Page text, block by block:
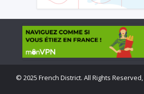
© 2025 French District. All Rights